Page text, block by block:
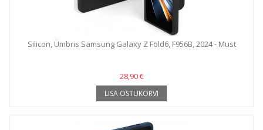
Silicon, Ümbris Samsung Galaxy Z Fold6, F956B, 2024 - Must
28,90 €
LISA OSTUKORVI